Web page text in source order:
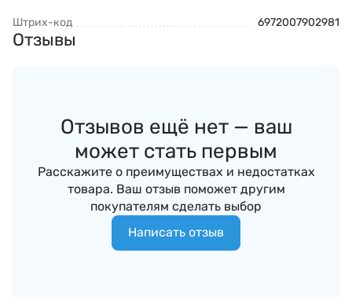
Штрих-код 6972007902981
Отзывы
Отзывов ещё нет — ваш
может стать первым
Расскажите о преимуществах и недостатках
товара. Ваш отзыв поможет другим
покупателям сделать выбор
Написать отзыв